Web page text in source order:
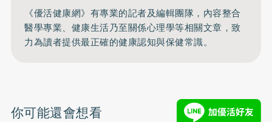
《優活健康網》有專業的記者及編輯團隊，內容整合
醫學專業、健康生活乃至關係心理學等相關文章，致
力為讀者提供最正確的健康認知與保健常識。
你可能還會想看